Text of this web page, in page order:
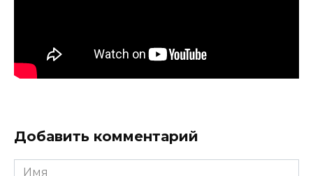
Добавить комментарий
Имя